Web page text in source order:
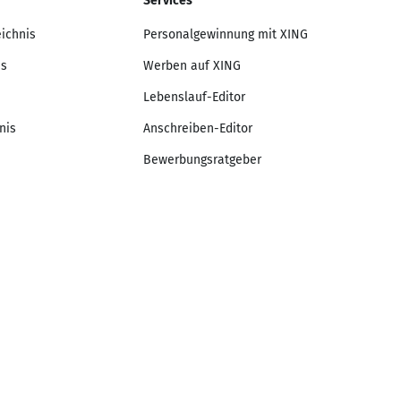
Personalgewinnung mit XING
Werben auf XING
Lebenslauf-Editor
Anschreiben-Editor
Bewerbungsratgeber